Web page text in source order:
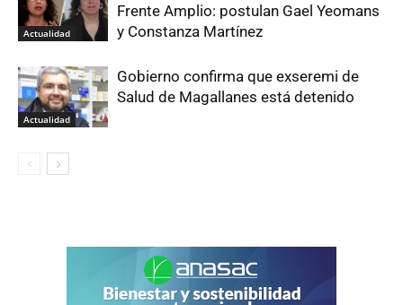
Actualidad
Frente Amplio: postulan Gael Yeomans
y Constanza Martínez
Actualidad
Gobierno confirma que exseremi de
Salud de Magallanes está detenido